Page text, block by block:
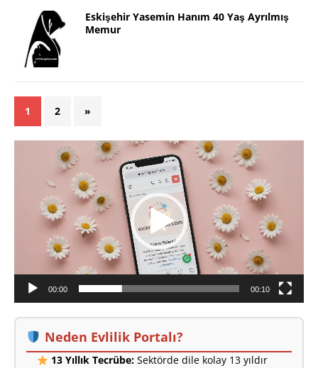
Eskişehir Yasemin Hanım 40 Yaş Ayrılmış
Memur
1 2 »
00:00 00:10
Neden Evlilik Portalı?
13 Yıllık Tecrübe:Sektörde dile kolay 13 yıldır